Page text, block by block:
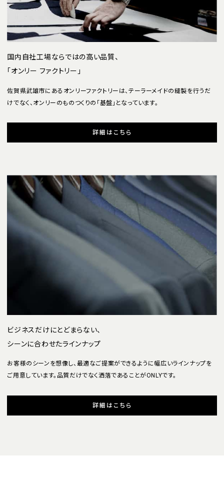
国内自社工場ならではの高い品質、
「オンリー ファクトリー」
佐賀県武雄市にあるオンリーファクトリーは、テーラーメイドの縫製を行うだ
けでなく、オンリーのものつくりの「基盤」となっています。
詳細はこちら
ビジネスだけにとどまらない、
シーンに合わせたラインナップ
お客様のシーンを想像し、最適なご提案ができるように幅広いラインナップを
ご用意しています。品質だけでなく洒落であることがONLYです。
詳細はこちら